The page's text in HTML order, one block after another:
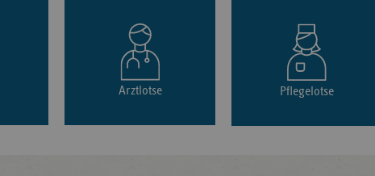
Arztlotse Pflegelotse